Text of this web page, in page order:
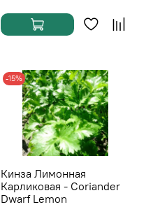
-15%
Кинза Лимонная
Карликовая - Coriander
Dwarf Lemon